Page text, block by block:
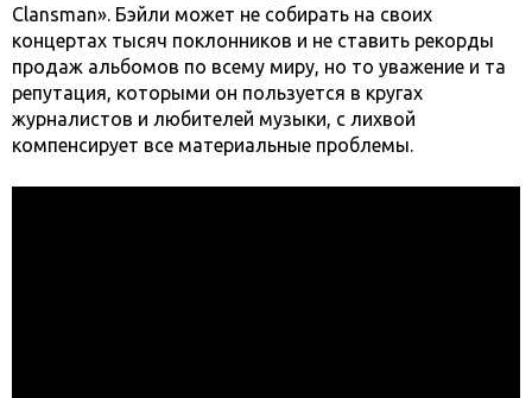
Clansman». Бэйли может не собирать на своих
концертах тысяч поклонников и не ставить рекорды
продаж альбомов по всему миру, но то уважение и та
репутация, которыми он пользуется в кругах
журналистов и любителей музыки, с лихвой
компенсирует все материальные проблемы.